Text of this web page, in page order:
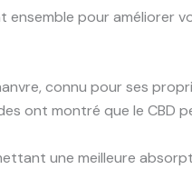
ensemble pour améliorer
connu pour ses
ont montré que le CBD
une meilleure